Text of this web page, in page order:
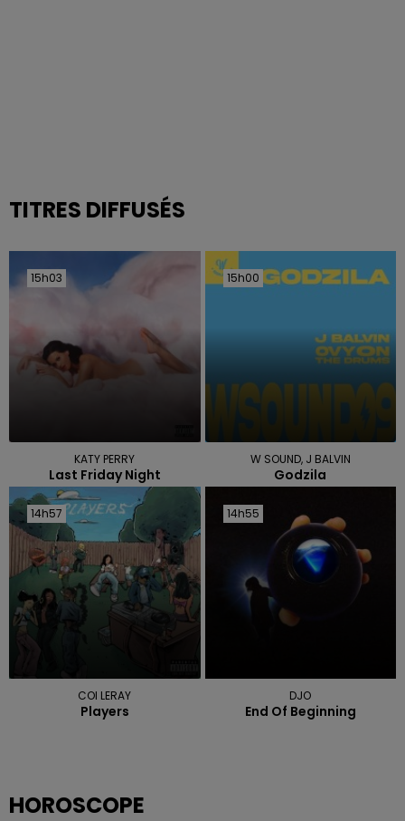
TITRES DIFFUSÉS
15h03
15h03
KATY PERRY
Last Friday Night
15h00
15h00
W SOUND, J BALVIN
Godzila
14h57
14h57
COI LERAY
Players
14h55
14h55
DJO
End Of Beginning
HOROSCOPE